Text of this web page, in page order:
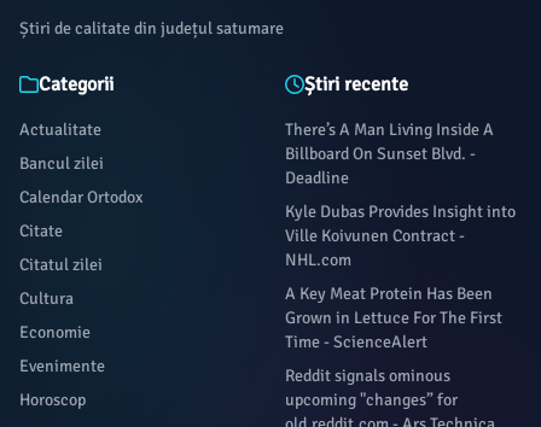
Știri de calitate din județul satumare
Categorii
Actualitate
Bancul zilei
Calendar Ortodox
Citate
Citatul zilei
Cultura
Economie
Evenimente
Horoscop
Știri recente
There’s A Man Living Inside A
Billboard On Sunset Blvd. -
Deadline
Kyle Dubas Provides Insight into
Ville Koivunen Contract -
NHL.com
A Key Meat Protein Has Been
Grown in Lettuce For The First
Time - ScienceAlert
Reddit signals ominous
upcoming "changes” for